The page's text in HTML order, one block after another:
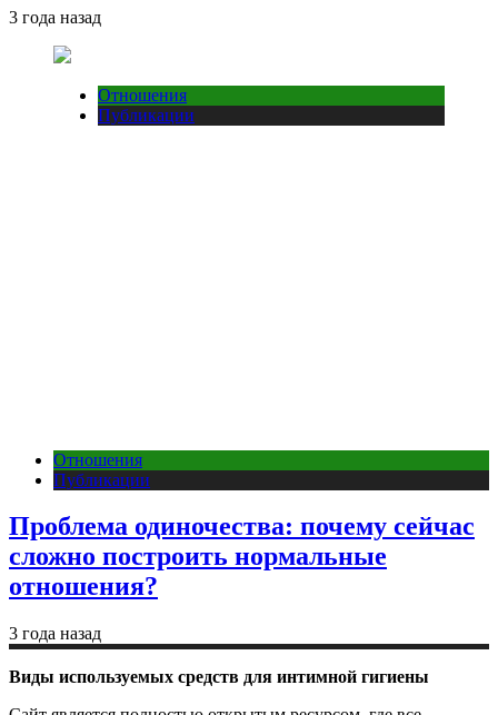
3 года назад
Отношения
Публикации
Отношения
Публикации
Проблема одиночества: почему сейчас
сложно построить нормальные
отношения?
3 года назад
Виды используемых средств для интимной гигиены